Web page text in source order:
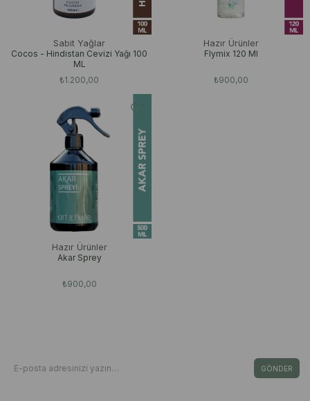
Sabit Yağlar
Cocos - Hindistan Cevizi Yağı 100
ML
₺1.200,00
Hazır Ürünler
Flymix 120 Ml
₺900,00
Hazır Ürünler
Akar Sprey
₺900,00
GÖNDER